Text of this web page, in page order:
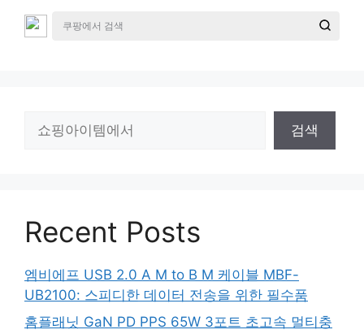
검색
Recent Posts
엠비에프 USB 2.0 A M to B M 케이블 MBF-
UB2100: 스피디한 데이터 전송을 위한 필수품
홈플래닛 GaN PD PPS 65W 3포트 초고속 멀티충